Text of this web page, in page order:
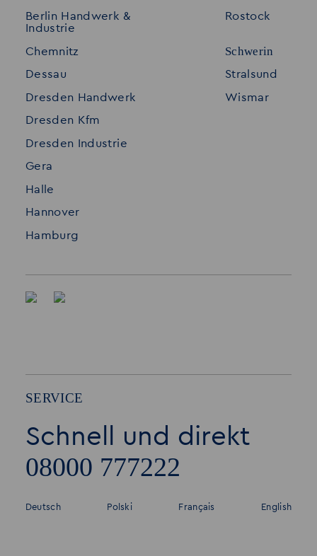
Standorte
Datenschutz
Impressum
Berlin Handwerk &
Industrie
Chemnitz
Dessau
Dresden Handwerk
Dresden Kfm
Dresden Industrie
Gera
Halle
Hannover
Hamburg
Rostock
Schwerin
Stralsund
Wismar
SERVICE
Schnell und direkt
08000 777222
Deutsch Polski Français English